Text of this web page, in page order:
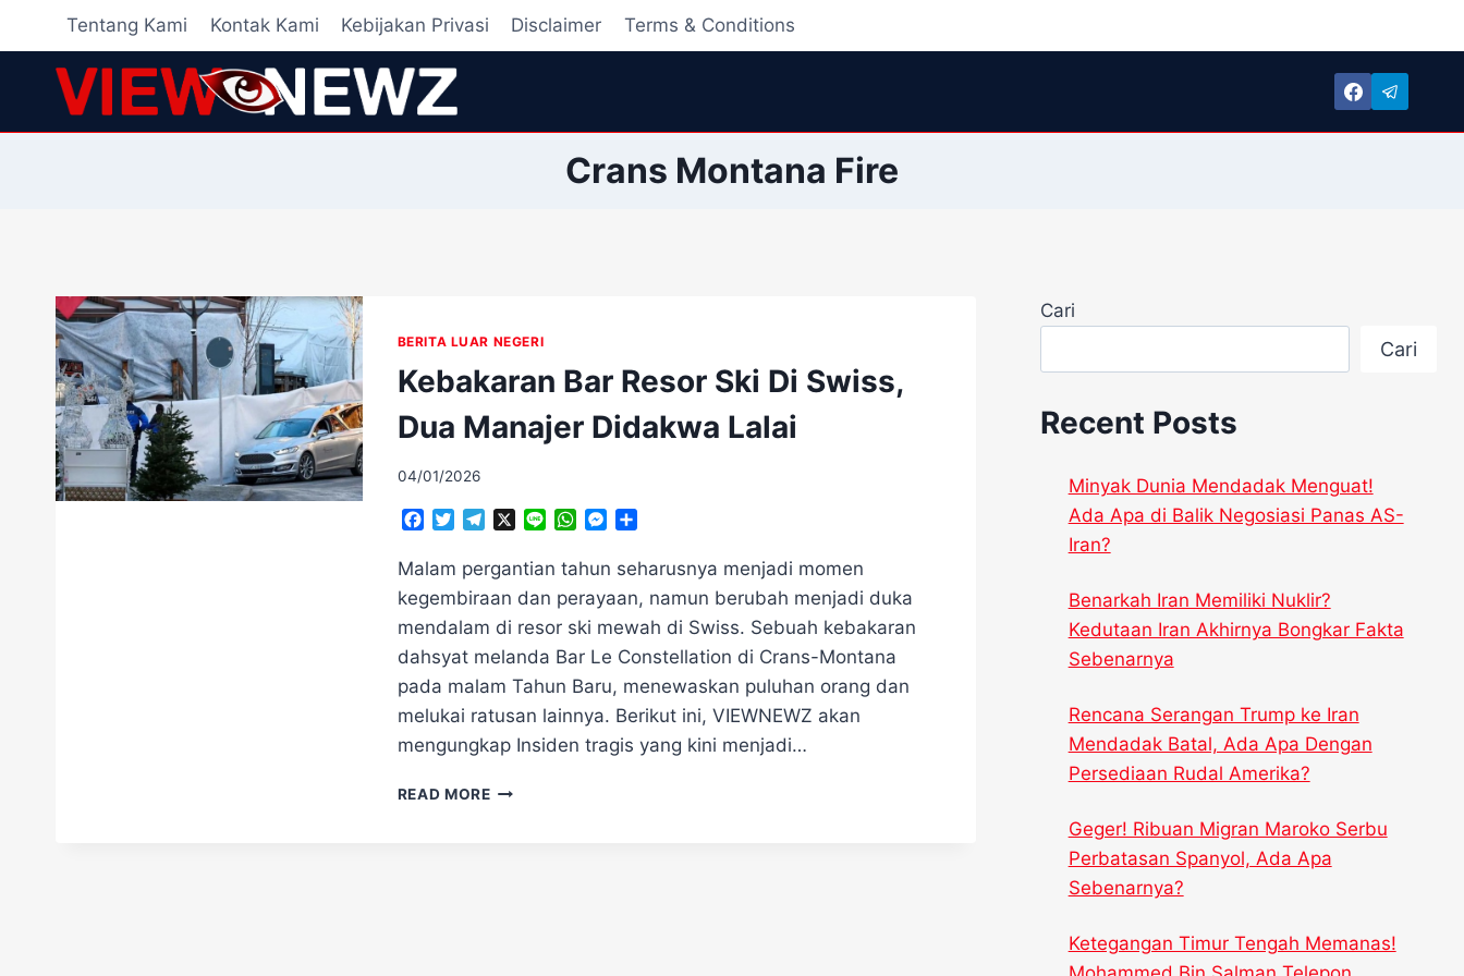
content
Tentang Kami Kontak Kami Kebijakan Privasi Disclaimer Terms & Conditions
Crans Montana Fire
BERITA LUAR NEGERI
Kebakaran Bar Resor Ski Di Swiss,
Dua Manajer Didakwa Lalai
04/01/2026
Facebook
TwitterTelegramLine WhatsAppMessenger
Malam pergantian tahun seharusnya menjadi momen
kegembiraan dan perayaan, namun berubah menjadi duka
mendalam di resor ski mewah di Swiss. Sebuah kebakaran
dahsyat melanda Bar Le Constellation di Crans-Montana
pada malam Tahun Baru, menewaskan puluhan orang dan
melukai ratusan lainnya. Berikut ini, VIEWNEWZ akan
mengungkap ​Insiden tragis yang kini menjadi…
READ MOREKEBAKARAN
Cari
Cari
Recent Posts
Minyak Dunia Mendadak Menguat!
Ada Apa di Balik Negosiasi Panas AS-
Iran?
Benarkah Iran Memiliki Nuklir?
Kedutaan Iran Akhirnya Bongkar Fakta
Sebenarnya
Rencana Serangan Trump ke Iran
Mendadak Batal, Ada Apa Dengan
Persediaan Rudal Amerika?
Geger! Ribuan Migran Maroko Serbu
Perbatasan Spanyol, Ada Apa
Sebenarnya?
Ketegangan Timur Tengah Memanas!